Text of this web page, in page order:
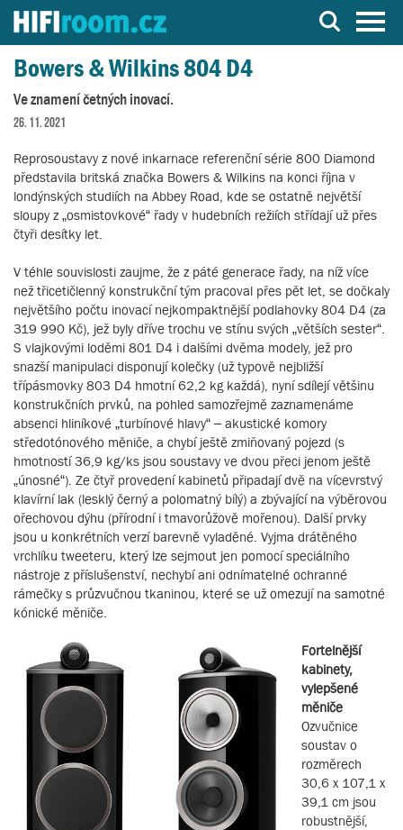
Server o Hi-Fi a AV technice
Bowers & Wilkins 804 D4
Ve znamení četných inovací.
26. 11. 2021
Reprosoustavy z nové inkarnace referenční série 800 Diamond
představila britská značka Bowers & Wilkins na konci října v
londýnských studiích na Abbey Road, kde se ostatně největší
sloupy z „osmistovkové“ řady v hudebních režiích střídají už přes
čtyři desítky let.
V téhle souvislosti zaujme, že z páté generace řady, na níž více
než třicetičlenný konstrukční tým pracoval přes pět let, se dočkaly
největšího počtu inovací nejkompaktnější podlahovky 804 D4 (za
319 990 Kč), jež byly dříve trochu ve stínu svých „větších sester“.
S vlajkovými loděmi 801 D4 i dalšími dvěma modely, jež pro
snazší manipulaci disponují kolečky (už typově nejbližší
třípásmovky 803 D4 hmotní 62,2 kg každá), nyní sdílejí většinu
konstrukčních prvků, na pohled samozřejmě zaznamenáme
absenci hliníkové „turbínové hlavy“ – akustické komory
středotónového měniče, a chybí ještě zmiňovaný pojezd (s
hmotností 36,9 kg/ks jsou soustavy ve dvou přeci jenom ještě
„únosné“). Ze čtyř provedení kabinetů připadají dvě na vícevrstvý
klavírní lak (lesklý černý a polomatný bílý) a zbývající na výběrovou
ořechovou dýhu (přírodní i tmavorůžově mořenou). Další prvky
jsou u konkrétních verzí barevně vyladěné. Vyjma drátěného
vrchlíku tweeteru, který lze sejmout jen pomocí speciálního
nástroje z příslušenství, nechybí ani odnímatelné ochranné
rámečky s průzvučnou tkaninou, které se už omezují na samotné
kónické měniče.
Fortelnější
kabinety,
vylepšené
měniče
Ozvučnice
soustav o
rozměrech
30,6 x 107,1 x
39,1 cm jsou
robustnější,